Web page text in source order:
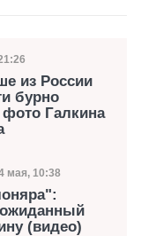
из России
бурно
Галкина
публикации
мая, 10:38
(видео)